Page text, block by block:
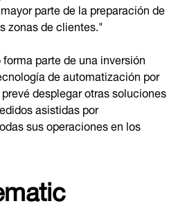
parte de la preparación de
zonas de clientes."
parte de una inversión
de automatización por
desplegar otras soluciones
asistidas por
sus operaciones en los